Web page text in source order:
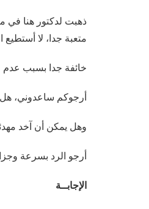
ذهبت لدكتور هنا في
متعبة جدا، لا
خائفة جدا بسبب عدم
أرجوكم ساعدوني، هل
وهل يمكن أن آخد
أرجو الرد بسرعة
الإجابــة